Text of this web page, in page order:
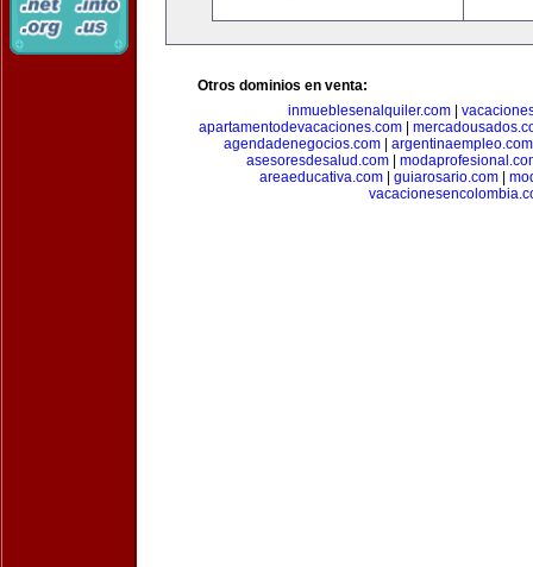
Otros dominios en venta:
inmueblesenalquiler.com|
apartamentodevacaciones.com|
agendadenegocios.com| argentinaempleo.com
asesoresdesalud.com|
areaeducativa.com| guiarosario.com|